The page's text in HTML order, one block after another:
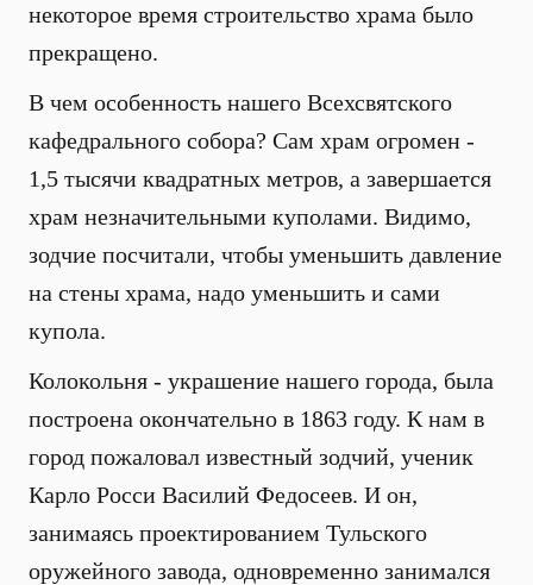
некоторое время строительство храма было
прекращено.
В чем особенность нашего Всехсвятского
кафедрального собора? Сам храм огромен -
1,5 тысячи квадратных метров, а завершается
храм незначительными куполами. Видимо,
зодчие посчитали, чтобы уменьшить давление
на стены храма, надо уменьшить и сами
купола.
Колокольня - украшение нашего города, была
построена окончательно в 1863 году. К нам в
город пожаловал известный зодчий, ученик
Карло Росси Василий Федосеев. И он,
занимаясь проектированием Тульского
оружейного завода, одновременно занимался